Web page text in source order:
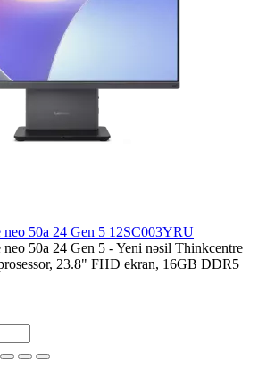
50a 24 Gen 5 12SC003YRU
50a 24 Gen 5 - Yeni nəsil Thinkcentre
23.8" FHD ekran, 16GB DDR5